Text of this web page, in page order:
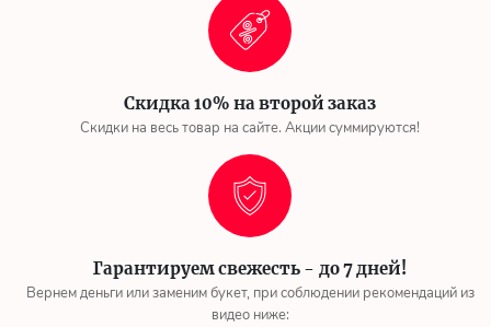
Скидка 10% на второй заказ
Скидки на весь товар на сайте. Акции суммируются!
Гарантируем свежесть - до 7 дней!
Вернем деньги или заменим букет, при соблюдении рекомендаций из
видео ниже: